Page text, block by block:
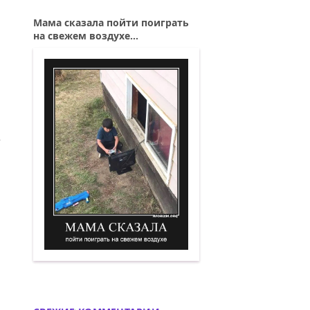
СТЫНЕТ КОФЕ. ПЛЕЩЕТ ЛАГУНА...
Мама сказала пойти поиграть
на свежем воздухе...
Мама сказала пойти поиграть на